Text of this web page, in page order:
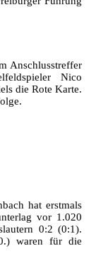
Anschlusstreffer
Nico
die Rote Karte.
hat erstmals
vor 1.020
0:2 (0:1).
waren für die